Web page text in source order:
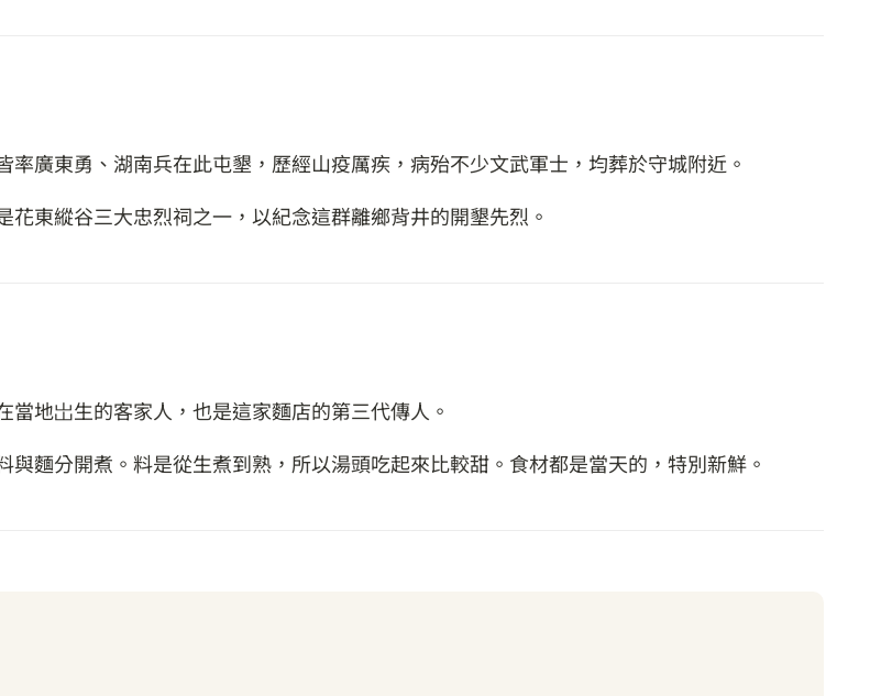
廣東勇、湖南兵在此屯墾，歷經山疫厲疾，病殆不少文武軍士，均葬於守城附近。
東縱谷三大忠烈祠之一，以紀念這群離鄉背井的開墾先烈。
地岀生的客家人，也是這家麵店的第三代傳人。
麵分開煮。料是從生煮到熟，所以湯頭吃起來比較甜。食材都是當天的，特別新鮮。